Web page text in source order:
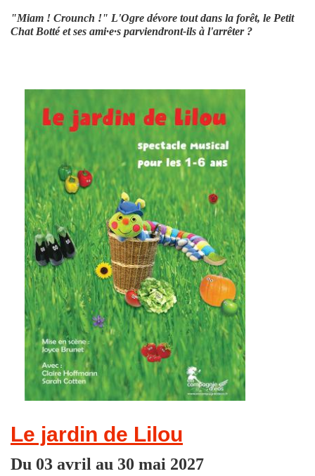
"Miam ! Crounch !" L'Ogre dévore tout dans la forêt, le Petit
Chat Botté et ses ami·e·s parviendront-ils à l'arrêter ?
Le jardin de Lilou
Du 03 avril au 30 mai 2027